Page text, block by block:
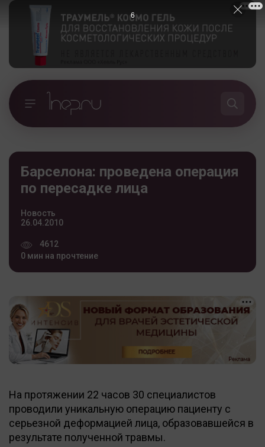
Барселона: проведена операция
по пересадке лица
Новость
26.04.2010
4612
0 мин на прочтение
На протяжении 22 часов 30 специалистов
проводили уникальную операцию пациенту с
серьезной деформацией лица, образовавшейся в
результате полученной травмы.
5